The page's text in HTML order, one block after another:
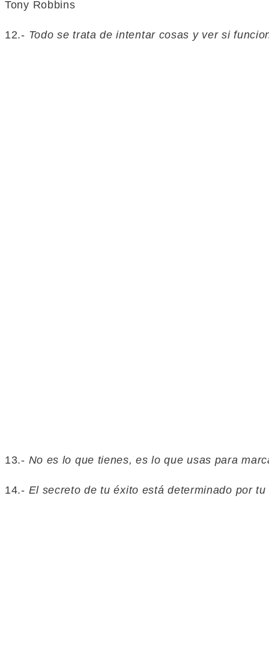
Tony Robbins
12.- Todo se trata de intentar cosas y ver si
13.- No es lo que tienes, es lo que usas para
14.- El secreto de tu éxito está determinado por